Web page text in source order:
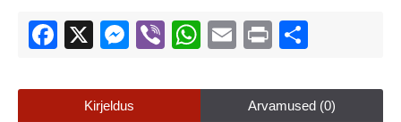
Kirjeldus Arvamused (0)